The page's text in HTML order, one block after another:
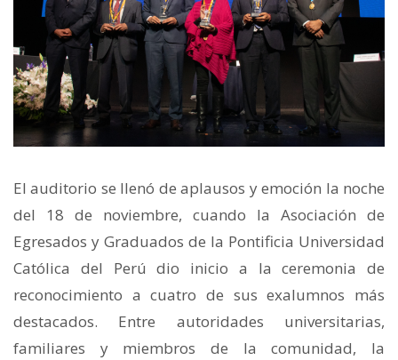
El auditorio se llenó de aplausos y emoción la noche
del 18 de noviembre, cuando la Asociación de
Egresados y Graduados de la Pontificia Universidad
Católica del Perú dio inicio a la ceremonia de
reconocimiento a cuatro de sus exalumnos más
destacados. Entre autoridades universitarias,
familiares y miembros de la comunidad, la